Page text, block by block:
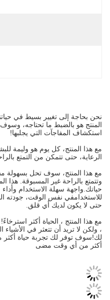
نحن بحاجة إلى تغيير بسيط في
المنتج هو بالضبط ما تحتاجه،
استكشاف المفاجآت التي يجلبها!
مع هذا المنتج، كل يوم هو وليمة
الرعاية، حتى تتمكن من التمتع
مع هذا المنتج، سوف تحل بسهولة
وتتمتع بالراحة غير المسبوقة. هذا
حياتك.واجهة سهلة الاستخدام
للاستخدامفي نفس الوقت، جودته
حتى لا يكون لديك أي قلق.
مع هذا المنتج ، الحياة أكثر
، ولكن لا تريد أن تتعثر في الأشياء
لك!سوف توفر لك تجربة حياة أكثر
أكثر من أي وقت مضى